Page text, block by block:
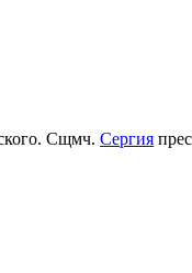
Сщмч. Сергия